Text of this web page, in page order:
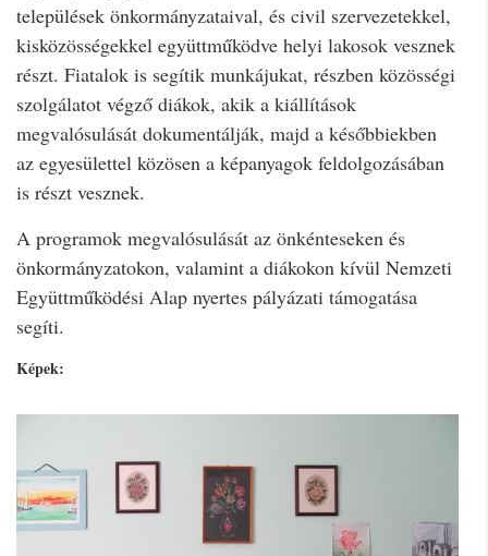
települések önkormányzataival, és civil szervezetekkel,
kisközösségekkel együttműködve helyi lakosok vesznek
részt. Fiatalok is segítik munkájukat, részben közösségi
szolgálatot végző diákok, akik a kiállítások
megvalósulását dokumentálják, majd a későbbiekben
az egyesülettel közösen a képanyagok feldolgozásában
is részt vesznek.
A programok megvalósulását az önkénteseken és
önkormányzatokon, valamint a diákokon kívül Nemzeti
Együttműködési Alap nyertes pályázati támogatása
segíti.
Képek: